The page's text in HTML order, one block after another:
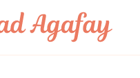
Skip to content